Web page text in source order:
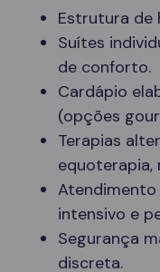
Estrutura de
Suítes
de conforto.
Cardápio
(opções
Terapias
equoterapia,
intensivo e
Segurança
discreta.